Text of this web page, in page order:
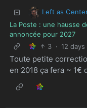
Left as
La Poste : une hausse
annoncée pour 2027
3 · 12 days
Toute petite
en 2018 ça fera ~ 1€